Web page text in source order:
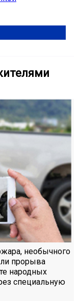
необычного
прорыва
народных
специальную